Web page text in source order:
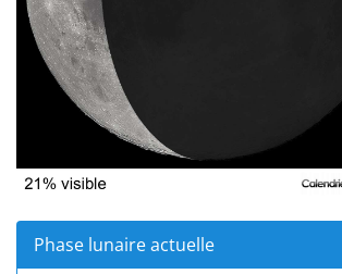
Phase lunaire actuelle